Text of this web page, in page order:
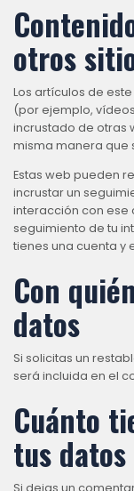
otros
Los artículos de
(por ejemplo,
incrustado de otras
misma manera que
Estas web pueden
incrustar un
interacción con ese
seguimiento de tu
tienes una cuenta y
Con
datos
Si solicitas un
será incluida en el
Cuánto
tus datos
Si dejas un